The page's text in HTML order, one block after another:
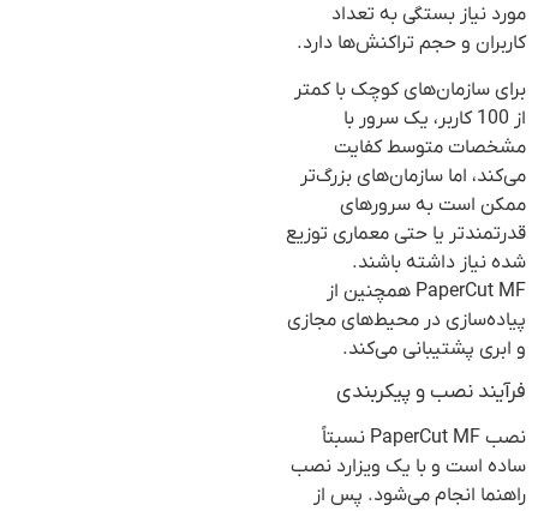
مورد نیاز بستگی به تعداد
کاربران و حجم تراکنش‌ها دارد.
برای سازمان‌های کوچک با کمتر
از 100 کاربر، یک سرور با
مشخصات متوسط کفایت
می‌کند، اما سازمان‌های بزرگ‌تر
ممکن است به سرورهای
قدرتمندتر یا حتی معماری توزیع
شده نیاز داشته باشند.
PaperCut MF همچنین از
پیاده‌سازی در محیط‌های مجازی
و ابری پشتیبانی می‌کند.
فرآیند نصب و پیکربندی
نصب PaperCut MF نسبتاً
ساده است و با یک ویزارد نصب
راهنما انجام می‌شود. پس از